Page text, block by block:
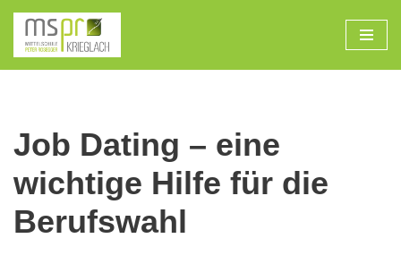
Zum
Inhalt
Job Dating – eine
wichtige Hilfe für die
Berufswahl